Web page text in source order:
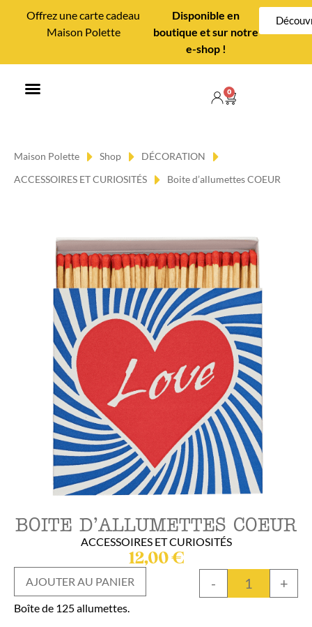
Offrez une carte cadeau
Maison Polette
Disponible en
boutique et sur notre
e-shop !
0
Maison Polette Shop
DÉCORATION
ACCESSOIRES ET CURIOSITÉS
Boite d’allumettes COEUR
BOITE D’ALLUMETTES COEUR
ACCESSOIRES ET CURIOSITÉS
12,00€
- +
AJOUTER AU PANIER
Boîte de 125 allumettes.